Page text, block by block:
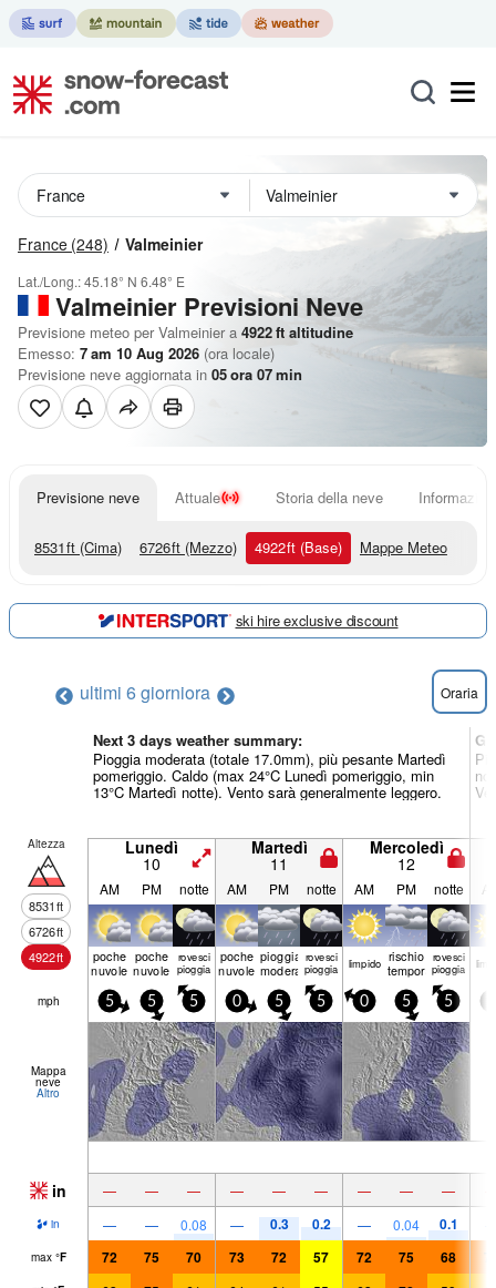
France (248) Valmeinier
Lat./Long.:45.18° N 6.48° E
Valmeinier Previsioni Neve
Previsione meteo per Valmeinier a 4922ft altitudine
Emesso: 7 am 10 Aug 2026 (ora locale)
Previsione neve aggiornata in 05ora 07min
Previsione neve Attuale Storia della neve
8531ft (Cima) 6726ft (Mezzo) 4922ft (Base) Mappe Meteo
ski hire exclusive discount
ultimi 6 giorniora Oraria
Next 3 days weather summary:
Pioggia moderata (totale 17.0mm), più pesante Martedì
pomeriggio. Caldo (max 24°C Lunedì pomeriggio, min
13°C Martedì notte). Vento sarà generalmente leggero.
Altezza
8531ft
6726ft
4922ft
Lunedì
10
Martedì
11
Mercoledì
12
AM PM notte AM PM notte AM PM notte
poche
nuvole
poche
nuvole
rovesci
pioggia
poche
nuvole
pioggia
moderata
rovesci
pioggia limp­ido rischio
temporale
rovesci
pioggia
mph 5 5 5 0 5 5 0 5 5
Mappa
neve
Altro
in — — — — — — — — —
in — — 0.08 — 0.3 0.2 — 0.04 0.1
max °F 72 75 70 73 72 57 72 75 68